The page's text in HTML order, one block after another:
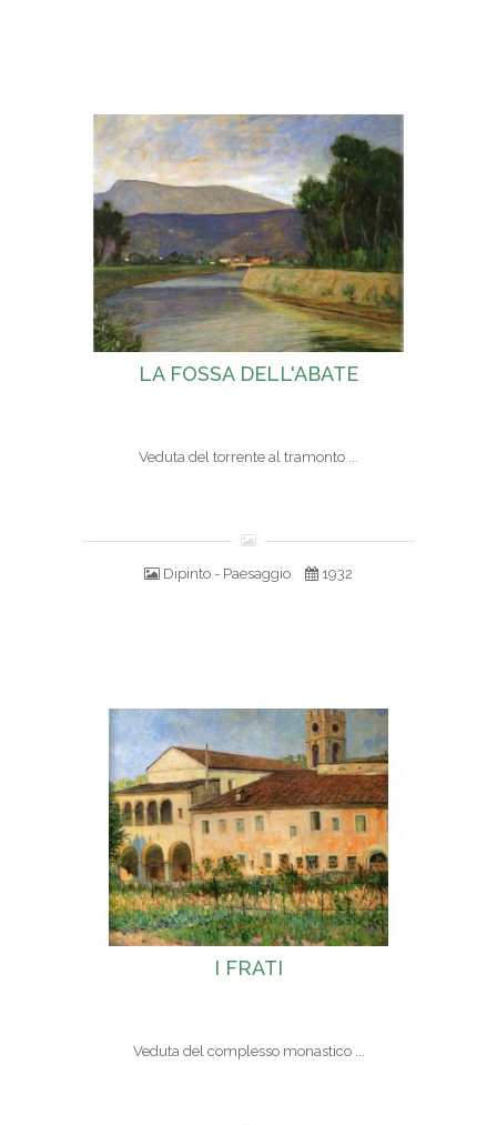
LA FOSSA DELL'ABATE
Veduta del torrente al tramonto ...
Dipinto - Paesaggio 1932
I FRATI
Veduta del complesso monastico ...